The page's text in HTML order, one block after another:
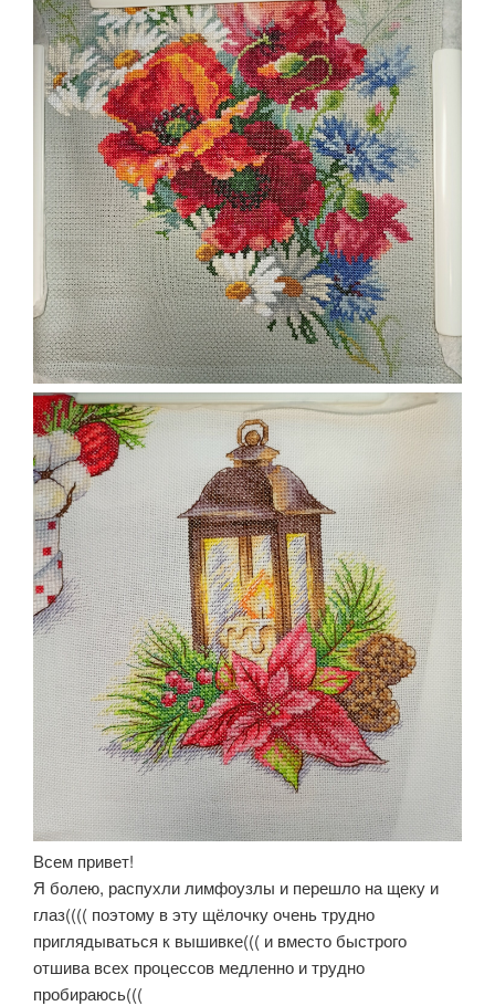
Всем привет!
Я болею, распухли лимфоузлы и перешло на щеку и
глаз(((( поэтому в эту щёлочку очень трудно
приглядываться к вышивке((( и вместо быстрого
отшива всех процессов медленно и трудно
пробираюсь(((